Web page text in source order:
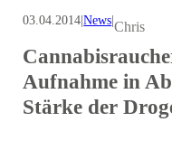
03.04.2014|News|Chris
Aufnahme in
Stärke der